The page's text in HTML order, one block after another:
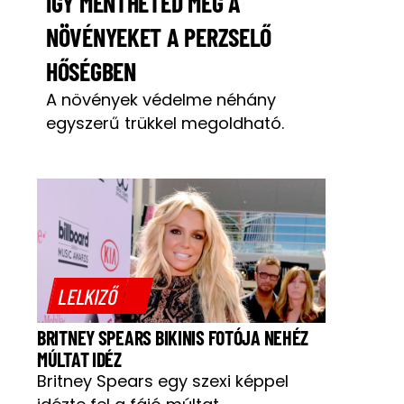
NÖVÉNYEKET A PERZSELŐ
HŐSÉGBEN
A növények védelme néhány
egyszerű trükkel megoldható.
LELKIZŐ
BRITNEY SPEARS BIKINIS FOTÓJA NEHÉZ
MÚLTAT IDÉZ
Britney Spears egy szexi képpel